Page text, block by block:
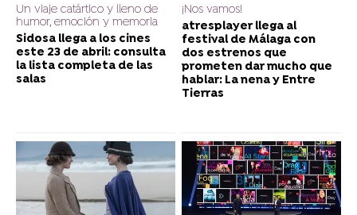
Un viaje catártico y lleno de
humor, emoción y memoria
Sidosa llega a los cines
este 23 de abril: consulta
la lista completa de las
salas
¡Nos vamos!
atresplayer llega al
festival de Málaga con
dos estrenos que
prometen dar mucho que
hablar: La nena y Entre
Tierras